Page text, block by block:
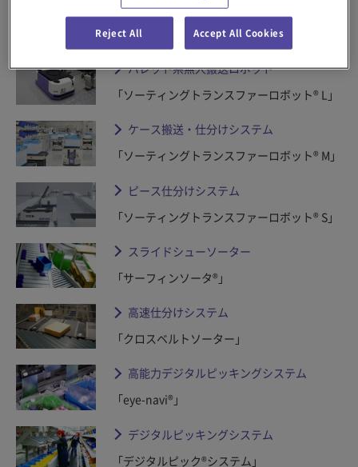
「FAV®」「FAC®」「ソーティングトランス
ビークル®」
パレット系無人搬送ロボット
「ソーティングトランスファーロボット® L」
ケース搬送・仕分けシステム
「ソーティングトランスファーロボット® M」
ピース仕分けシステム
「ソーティングトランスファーロボット® S」
スライドシューソーター
「サーフィンソータ®」
高速仕分けシステム
「クロスベルトソーター」
高能力デジタルピッキングシステム
「eye-navi®」
デジタルピッキングシステム
「デジタルピック®システム」
Reject All Accept All Cookies